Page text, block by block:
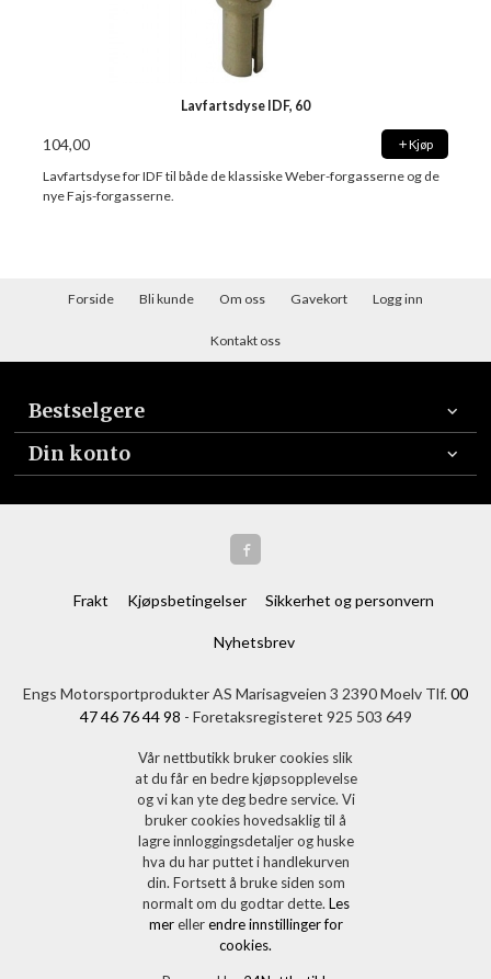
Lavfartsdyse IDF, 60
104,00 Kjøp
Lavfartsdyse for IDF til både de klassiske Weber-forgasserne og de
nye Fajs-forgasserne.
Forside Bli kunde Om oss Gavekort Logg inn
Kontakt oss
Bestselgere
Din konto
Frakt Kjøpsbetingelser Sikkerhet og personvern
Nyhetsbrev
Engs Motorsportprodukter AS Marisagveien 3 2390 Moelv Tlf.00
47 46 76 44 98 - Foretaksregisteret 925 503 649
Vår nettbutikk bruker cookies slik
at du får en bedre kjøpsopplevelse
og vi kan yte deg bedre service. Vi
bruker cookies hovedsaklig til å
lagre innloggingsdetaljer og huske
hva du har puttet i handlekurven
din. Fortsett å bruke siden som
normalt om du godtar dette. Les
merellerendre innstillinger for
cookies.